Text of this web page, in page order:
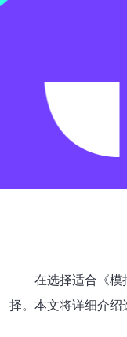
在选择适合《模
择。本文将详细介绍